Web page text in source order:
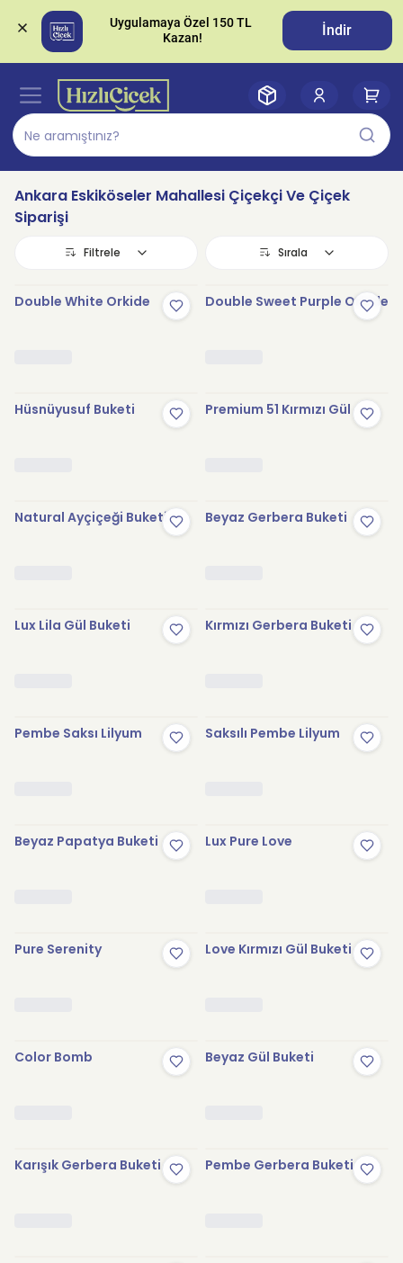
Uygulamaya Özel 150 TL
İndir
Ankara Eskiköseler Mahallesi Çiçekçi Ve Çiçek
Siparişi
Filtrele Sırala
Double White Orkide Double Sweet Purple Orkide
Hüsnüyusuf Buketi Premium 51 Kırmızı Gül
Natural Ayçiçeği Buketi Beyaz Gerbera Buketi
Lux Lila Gül Buketi Kırmızı Gerbera Buketi
Pembe Saksı Lilyum Saksılı Pembe Lilyum
Beyaz Papatya Buketi Lux Pure Love
Pure Serenity Love Kırmızı Gül Buketi
Color Bomb Beyaz Gül Buketi
Karışık Gerbera Buketi Pembe Gerbera Buketi